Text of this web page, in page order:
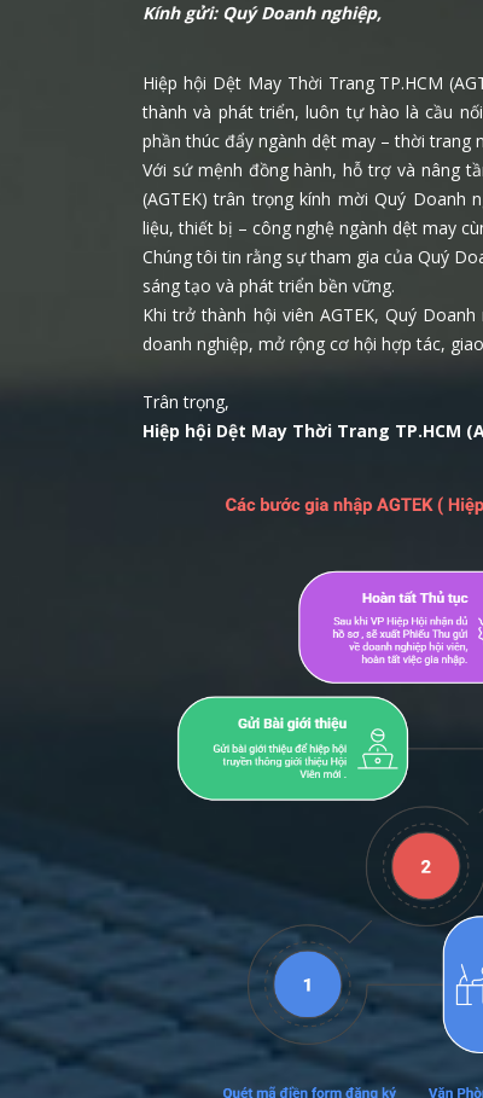
Kính gửi: Quý Doanh nghiệp,
Hiệp hội Dệt May Thời Trang TP.HCM
thành và phát triển, luôn tự hào là cầu
phần thúc đẩy ngành dệt may – thời trang
Với sứ mệnh đồng hành, hỗ trợ và nâng
(AGTEK) trân trọng kính mời Quý
liệu, thiết bị – công nghệ ngành dệt may
Chúng tôi tin rằng sự tham gia của Quý
sáng tạo và phát triển bền vững.
Khi trở thành hội viên AGTEK, Quý
doanh nghiệp, mở rộng cơ hội hợp tác,
Trân trọng,
Hiệp hội Dệt May Thời Trang TP.HCM